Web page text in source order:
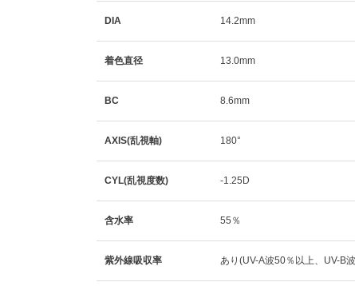
DIA 14.2mm
着色直径 13.0mm
BC 8.6mm
AXIS(乱視軸) 180°
CYL(乱視度数) -1.25D
含水率 55％
紫外線吸収率 あり(UV-A波50％以上、UV-B